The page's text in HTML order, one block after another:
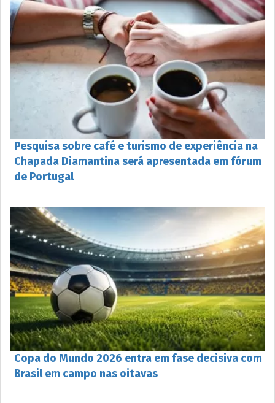
Pesquisa sobre café e turismo de experiência na
Chapada Diamantina será apresentada em fórum
de Portugal
Copa do Mundo 2026 entra em fase decisiva com
Brasil em campo nas oitavas